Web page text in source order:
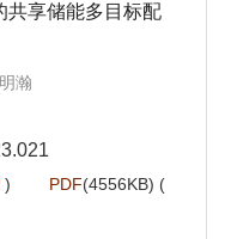
共享储能多目标配
瀚
) PDF(4556KB) (